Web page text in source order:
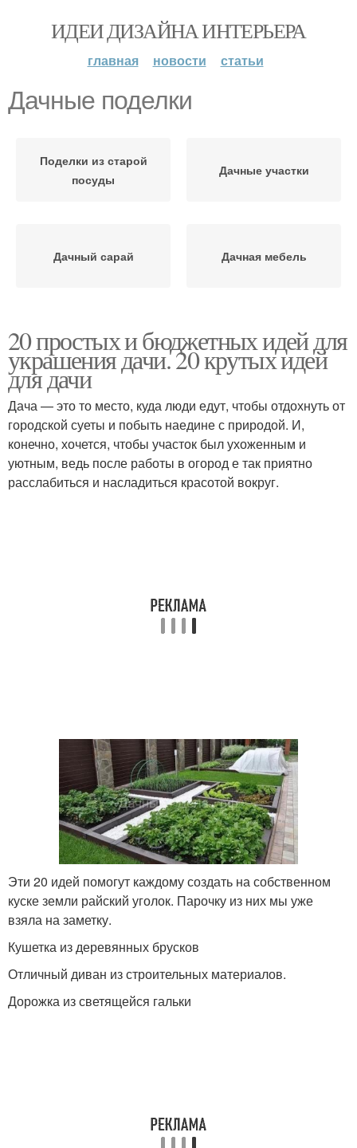
ИДЕИ ДИЗАЙНА ИНТЕРЬЕРА
главная новости статьи
Дачные поделки
Поделки из старой
посуды
Дачные участки
Дачный сарай Дачная мебель
20 простых и бюджетных идей для
украшения дачи. 20 крутых идей
для дачи
Дача — это то место, куда люди едут, чтобы отдохнуть от
городской суеты и побыть наедине с природой. И,
конечно, хочется, чтобы участок был ухоженным и
уютным, ведь после работы в огород е так приятно
расслабиться и насладиться красотой вокруг.
Эти 20 идей помогут каждому создать на собственном
куске земли райский уголок. Парочку из них мы уже
взяла на заметку.
Кушетка из деревянных брусков
Отличный диван из строительных материалов.
Дорожка из светящейся гальки